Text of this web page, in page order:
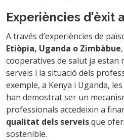
Experiències d'èxit
A través d’experiències de
Etiòpia, Uganda o Zimbàbue
cooperatives de salut ja estan
serveis i la situació dels
exemple, a Kenya i Uganda,
han demostrat ser un
professionals accedeixin a
qualitat dels serveisque
sostenible.